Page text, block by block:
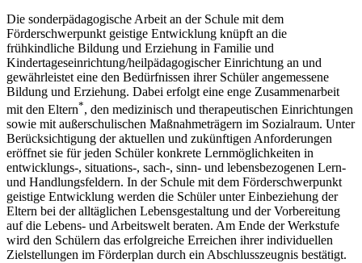
Die sonderpädagogische Arbeit an der Schule mit dem
Förderschwerpunkt geistige Entwicklung knüpft an die
frühkindliche Bildung und Erziehung in Familie und
Kindertageseinrichtung/heilpädagogischer Einrichtung an und
gewährleistet eine den Bedürfnissen ihrer Schüler angemessene
Bildung und Erziehung. Dabei erfolgt eine enge Zusammenarbeit
mit den Eltern*, den medizinisch und therapeutischen Einrichtungen
sowie mit außerschulischen Maßnahmeträgern im Sozialraum. Unter
Berücksichtigung der aktuellen und zukünftigen Anforderungen
eröffnet sie für jeden Schüler konkrete Lernmöglichkeiten in
entwicklungs-, situations-, sach-, sinn- und lebensbezogenen Lern-
und Handlungsfeldern. In der Schule mit dem Förderschwerpunkt
geistige Entwicklung werden die Schüler unter Einbeziehung der
Eltern bei der alltäglichen Lebensgestaltung und der Vorbereitung
auf die Lebens- und Arbeitswelt beraten. Am Ende der Werkstufe
wird den Schülern das erfolgreiche Erreichen ihrer individuellen
Zielstellungen im Förderplan durch ein Abschlusszeugnis bestätigt.